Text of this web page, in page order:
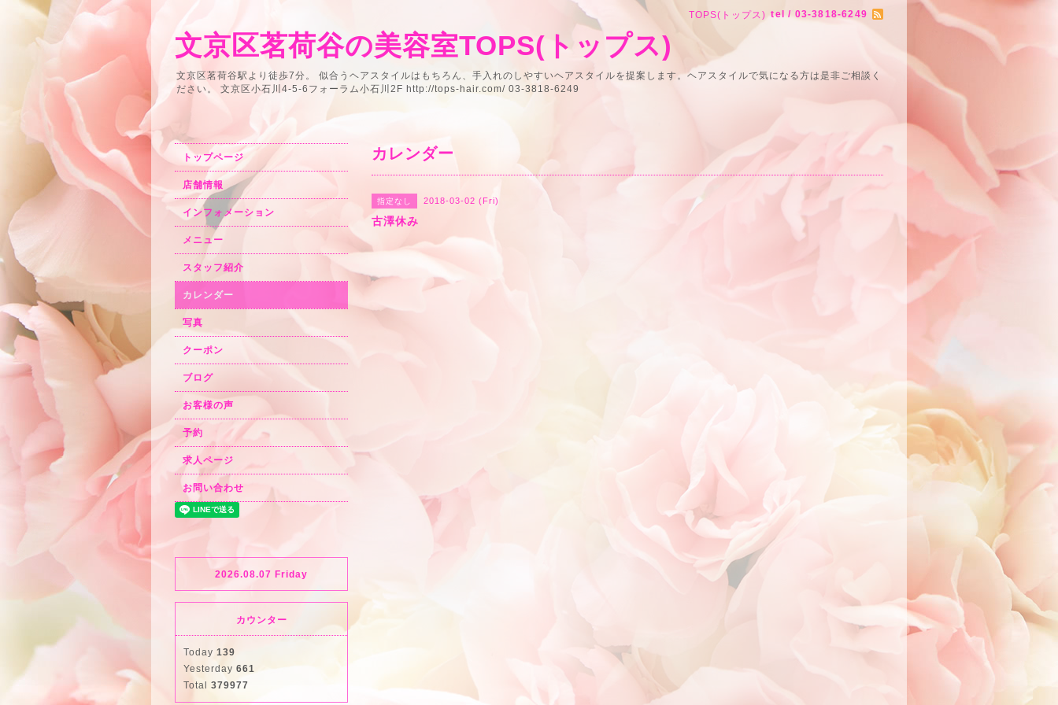
TOPS(トップス) tel / 03-3818-6249
文京区茗荷谷の美容室TOPS(トップス)
文京区茗荷谷駅より徒歩7分。 似合うヘアスタイルはもちろん、手入れのしやすいヘアスタイルを提案します。ヘアスタイルで気になる方は是非ご相談く
ださい。 文京区小石川4-5-6フォーラム小石川2F http://tops-hair.com/ 03-3818-6249
カレンダー
指定なし 2018-03-02 (Fri)
古澤休み
トップページ
店舗情報
インフォメーション
メニュー
スタッフ紹介
カレンダー
写真
クーポン
ブログ
お客様の声
予約
求人ページ
お問い合わせ
2026.08.07 Friday
カウンター
Today 139
Yesterday 661
Total 379977